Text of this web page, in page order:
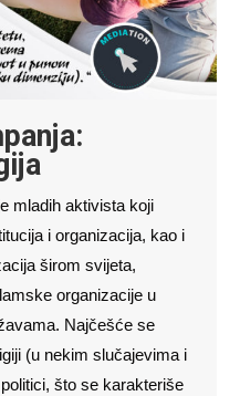
mladih aktivista koji
i organizacija, kao i
širom svijeta,
organizacije u
Najčešće se
(u nekim slučajevima i
što se karakteriše